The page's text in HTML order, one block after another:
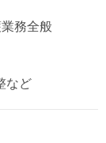
務全般
など